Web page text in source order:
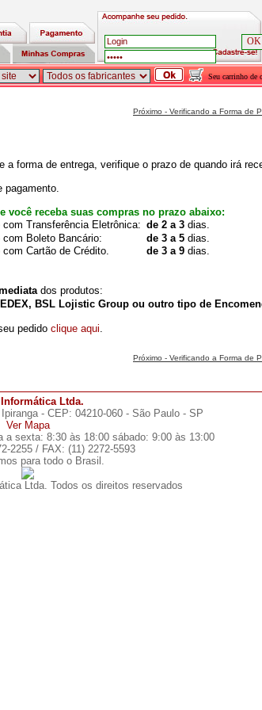
Seu carrinho de
Próximo - Verificando a Forma de
forma de entrega, verifique o prazo de quando irá
pagamento.
você receba suas compras no prazo abaixo:
com Transferência Eletrônica: de 2 a 3 dias.
com Boleto Bancário:
de 3 a 5 dias.
Cartão de Crédito.
de 3 a 9 dias.
dos produtos:
BSL Lojistic Group ou outro tipo de
pedido clique aqui
Próximo - Verificando a Forma de
Ltda.
- CEP: 04210-060 - São Paulo - SP
Ver Mapa
a sexta: 8:30 às 18:00 sábado: 9:00 às 13:00
2255 / FAX: (11) 2272-5593
para todo o Brasil.
Ltda. Todos os direitos reservados